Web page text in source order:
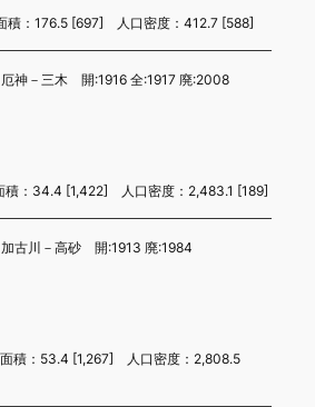
：176.5 [697] 人口密度：412.7 [588]
神－三木 開:1916 全:1917 廃:2008
：34.4 [1,422] 人口密度：2,483.1 [189]
古川－高砂 開:1913 廃:1984
積：53.4 [1,267] 人口密度：2,808.5